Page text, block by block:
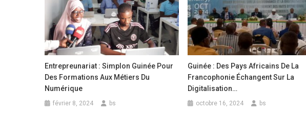
Entrepreunariat : Simplon Guinée Pour
Des Formations Aux Métiers Du
Numérique
février 8, 2024 bs
Guinée : Des Pays Africains De La
Francophonie Échangent Sur La
Digitalisation…
octobre 16, 2024 bs